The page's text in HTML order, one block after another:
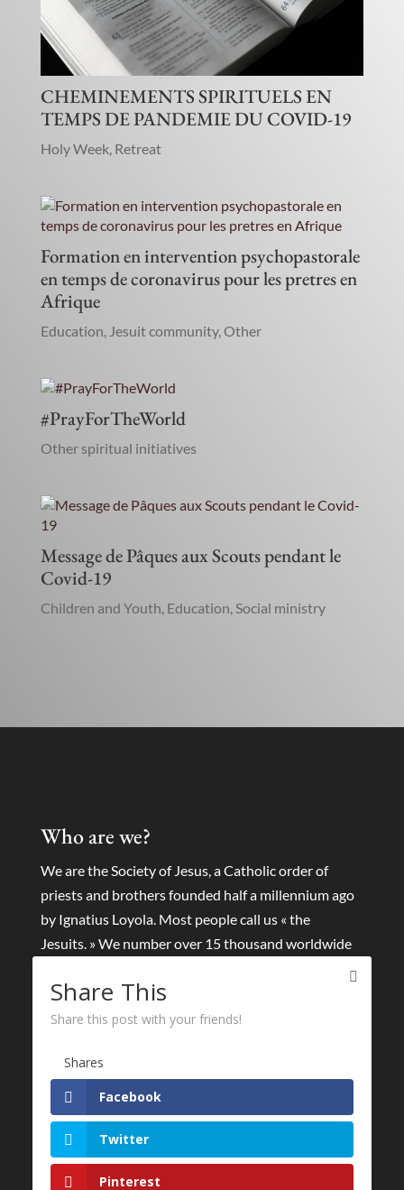
CHEMINEMENTS SPIRITUELS EN
TEMPS DE PANDEMIE DU COVID-19
Holy Week, Retreat
Formation en intervention psychopastorale
en temps de coronavirus pour les pretres en
Afrique
Education, Jesuit community,Other
#PrayForTheWorld
Other spiritual initiatives
Message de Pâques aux Scouts pendant le
Covid-19
Children and Youth, Education,Social ministry
Who are we?
We are the Society of Jesus, a Catholic order of
priests and brothers founded half a millennium ago
by Ignatius Loyola. Most people call us « the
Jesuits. » We number over 15 thousand worldwide
people and other religious around the world.
We seek to find God in all things and to help others
to meet God in a personal and passionate way. We
dedicate ourselves to the “greater glory of God » and
the good of all humanity.
Share This
Share this post with your friends!
Shares
Facebook
Twitter
Pinterest